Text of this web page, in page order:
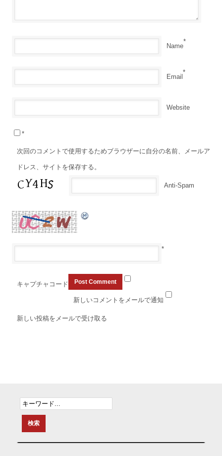
Name
*
Email
*
Website
次回のコメントで使用するためブラウザーに自分の名前、メールア
ドレス、サイトを保存する。
Anti-Spam
*
キャプチャコード
*
新しいコメントをメールで通知
新しい投稿をメールで受け取る